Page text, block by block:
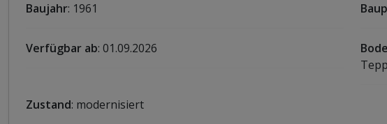
Baujahr: 1961
Verfügbar ab: 01.09.2026
Zustand: modernisiert